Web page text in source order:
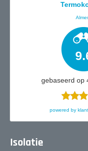
gebaseerd op
powered by
Isolatie